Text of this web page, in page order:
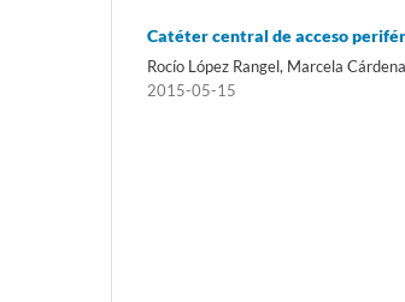
Catéter central de acceso
Rocío López Rangel, Marcela
2015-05-15